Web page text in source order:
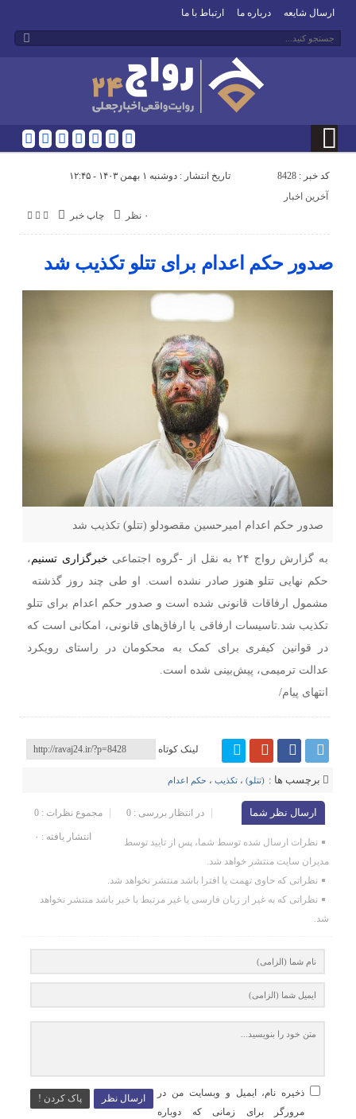
ارسال شایعه درباره ما ارتباط با ما
کد خبر : 8428 تاریخ انتشار : دوشنبه ۱ بهمن ۱۴۰۳ - ۱۲:۴۵
چاپ خبر ۰ نظر
آخرین اخبار
صدور حکم اعدام برای تتلو تکذیب شد
صدور حکم اعدام امیرحسین مقصودلو (تتلو) تکذیب شد
به گزارش رواج ۲۴ به نقل از -گروه اجتماعی خبرگزاری تسنیم،
حکم نهایی تتلو هنوز صادر نشده است. او طی چند روز گذشته
مشمول ارفاقات قانونی شده است و صدور حکم اعدام برای تتلو
تکذیب شد.تاسیسات ارفاقی یا ارفاق‌های قانونی، امکانی است که
در قوانین کیفری برای کمک به محکومان در راستای رویکرد
عدالت ترمیمی، پیش‌بینی شده است.
انتهای پیام/
لینک کوتاه
برچسب ها : (تتلو) ،تکذیب ، حکم اعدام
ارسال نظر شما مجموع نظرات : 0 در انتظار بررسی : 0
انتشار یافته : ۰
نظرات ارسال شده توسط شما، پس از تایید توسط
مدیران سایت منتشر خواهد شد.
نظراتی که حاوی تهمت یا افترا باشد منتشر نخواهد شد.
نظراتی که به غیر از زبان فارسی یا غیر مرتبط با خبر باشد منتشر نخواهد
شد.
ارسال نظر پاک کردن !
ذخیره نام، ایمیل و وبسایت من در
مرورگر برای زمانی که دوباره